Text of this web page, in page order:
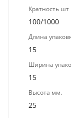
Кратность шт
100/1000
Длина
15
Ширина
15
Высота мм.
25